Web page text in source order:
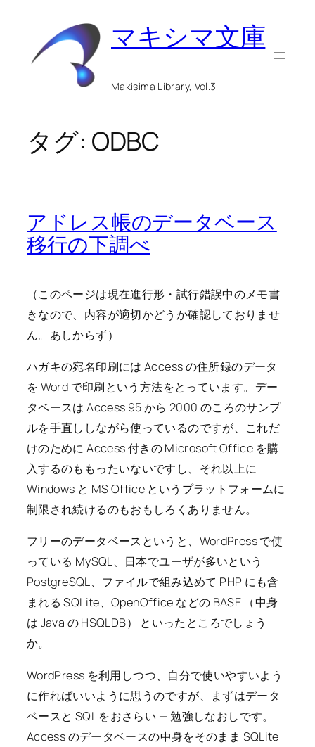
マキシマ文庫
Makisima Library, Vol.3
タグ: ODBC
アドレス帳のデータベース
移行の下調べ
（このページは現在進行形・試行錯誤中のメモ書
きなので、内容が適切かどうか確認しておりませ
ん。あしからず）
ハガキの宛名印刷には Access の住所録のデータ
を Word で印刷という方法をとっています。デー
タベースは Access 95 から 2000 のころのサンプ
ルを手直ししながら使っているのですが、これだ
けのために Access 付きの Microsoft Office を購
入するのももったいないですし、それ以上に
Windows と MS Office というプラットフォームに
制限され続けるのもおもしろくありません。
フリーのデータベースというと、WordPress で使
っている MySQL、日本でユーザが多いという
PostgreSQL、ファイルで組み込めて PHP にも含
まれる SQLite、OpenOffice などの BASE （中身
は Java の HSQLDB） といったところでしょう
か。
WordPress を利用しつつ、自分で使いやすいよう
に作ればいいように思うのですが、まずはデータ
ベースと SQL をおさらい — 勉強しなおしです。
Access のデータベースの中身をそのまま SQLite